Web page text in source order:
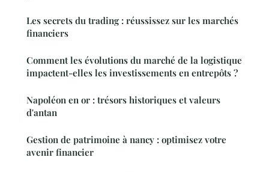
Les secrets du trading : réussissez sur les marchés
financiers
Comment les évolutions du marché de la logistique
impactent-elles les investissements en entrepôts ?
Napoléon en or : trésors historiques et valeurs
d'antan
Gestion de patrimoine à nancy : optimisez votre
avenir financier